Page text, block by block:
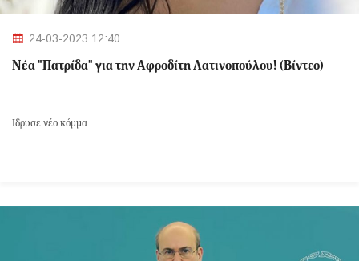
24-03-2023 12:40
Νέα "Πατρίδα" για την Αφροδίτη Λατινοπούλου! (Βίντεο)
Ίδρυσε νέο κόμμα